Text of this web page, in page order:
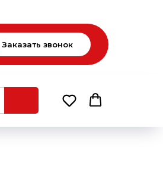
Заказать звонок